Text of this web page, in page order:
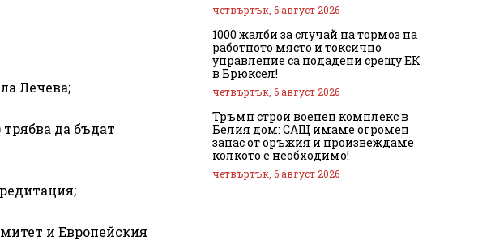
Лечева;
да бъдат
и Европейския
четвъртък, 6 август 2026
1000 жалби за случай на тормоз на
работното място и токсично
управление са подадени срещу ЕК
в Брюксел!
четвъртък, 6 август 2026
Тръмп строи военен комплекс в
Белия дом: САЩ имаме огромен
запас от оръжия и произвеждаме
колкото е необходимо!
четвъртък, 6 август 2026